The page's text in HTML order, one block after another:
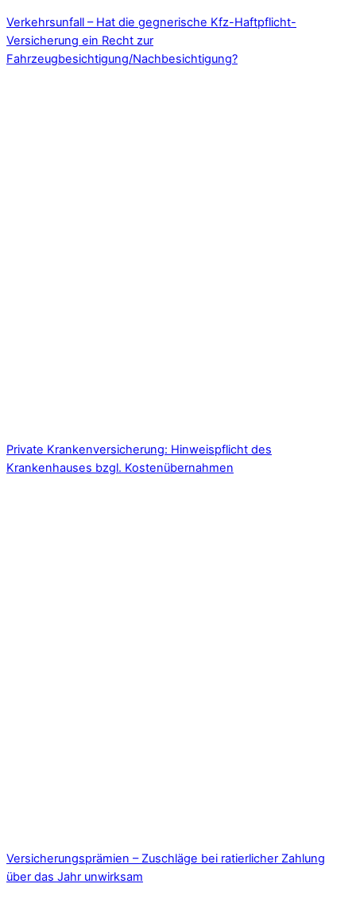
Verkehrsunfall – Hat die gegnerische Kfz-Haftpflicht-
Versicherung ein Recht zur
Fahrzeugbesichtigung/Nachbesichtigung?
Private Krankenversicherung: Hinweispflicht des
Krankenhauses bzgl. Kostenübernahmen
Versicherungsprämien – Zuschläge bei ratierlicher Zahlung
über das Jahr unwirksam